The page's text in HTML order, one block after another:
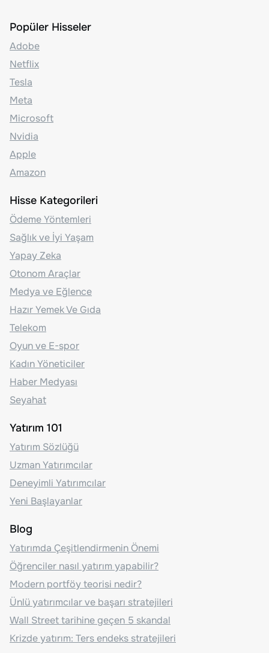
Popüler Hisseler
Adobe
Netflix
Tesla
Meta
Microsoft
Nvidia
Apple
Amazon
Hisse Kategorileri
Ödeme Yöntemleri
Sağlık ve İyi Yaşam
Yapay Zeka
Otonom Araçlar
Medya ve Eğlence
Hazır Yemek Ve Gıda
Telekom
Oyun ve E-spor
Kadın Yöneticiler
Haber Medyası
Seyahat
Yatırım 101
Yatırım Sözlüğü
Uzman Yatırımcılar
Deneyimli Yatırımcılar
Yeni Başlayanlar
Blog
Yatırımda Çeşitlendirmenin Önemi
Öğrenciler nasıl yatırım yapabilir?
Modern portföy teorisi nedir?
Ünlü yatırımcılar ve başarı stratejileri
Wall Street tarihine geçen 5 skandal
Krizde yatırım: Ters endeks stratejileri